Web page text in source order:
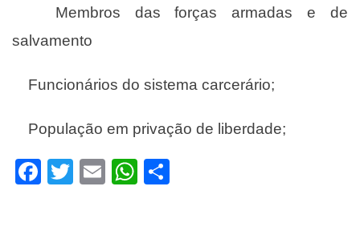
Membros das forças armadas e de
salvamento
Funcionários do sistema carcerário;
População em privação de liberdade;
Facebook
Twitter
EmailWhatsApp